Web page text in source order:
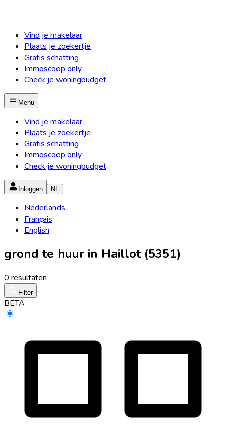
Vind je makelaar
Plaats je zoekertje
Gratis schatting
Immoscoop only
Check je woningbudget
Menu
Vind je makelaar
Plaats je zoekertje
Gratis schatting
Immoscoop only
Check je woningbudget
Inloggen NL
Nederlands
Français
English
grond te huur in Haillot (5351)
0 resultaten
Filter
BETA